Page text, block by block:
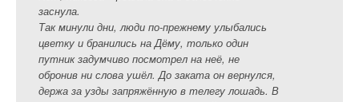
заснула.
Так минули дни, люди по-прежнему улыбались
цветку и бранились на Дёму, только один
путник задумчиво посмотрел на неё, не
обронив ни слова ушёл. До заката он вернулся,
держа за узды запряжённую в телегу лошадь. В